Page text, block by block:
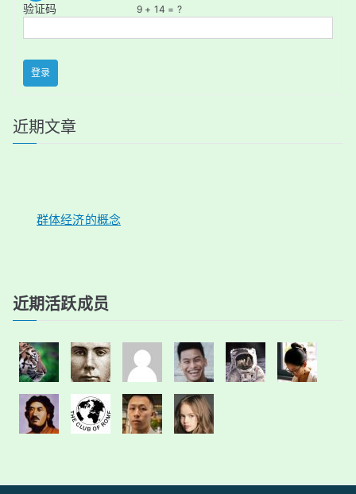
验证码 9 + 14 = ?
登录
近期文章
群体经济的概念
近期活跃成员